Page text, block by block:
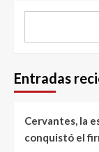
Entradas
Cervantes, la
conquistó el